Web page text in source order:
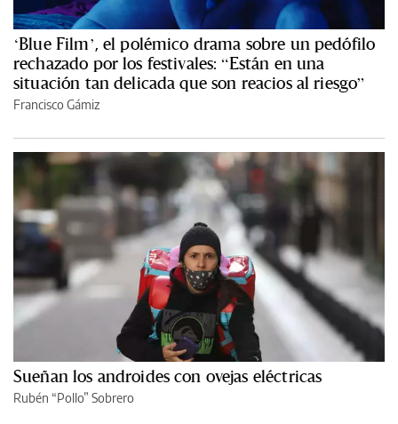
‘Blue Film’, el polémico drama sobre un pedófilo
rechazado por los festivales: “Están en una
situación tan delicada que son reacios al riesgo”
Francisco Gámiz
Sueñan los androides con ovejas eléctricas
Rubén “Pollo” Sobrero